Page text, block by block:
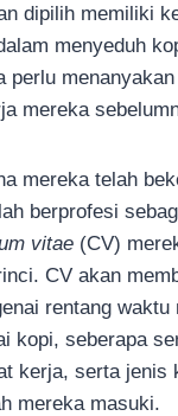
dipilih memiliki
menyeduh
perlu
mereka
mereka telah
berprofesi
vitae (CV)
CV akan
rentang
kopi, seberapa
kerja, serta jenis
mereka masuki.